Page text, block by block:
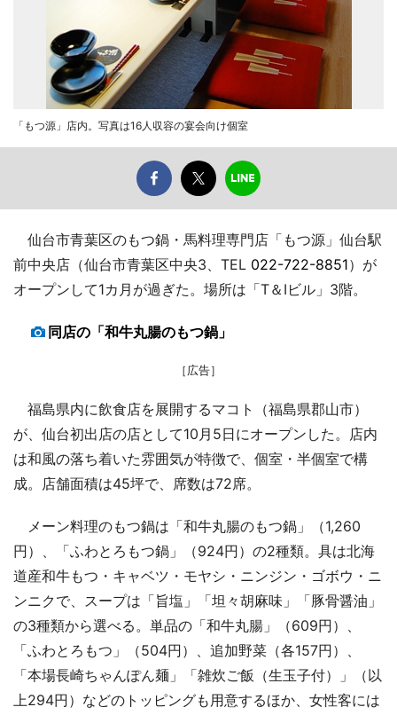
「もつ源」店内。写真は16人収容の宴会向け個室
仙台市青葉区のもつ鍋・馬料理専門店「もつ源」仙台駅
前中央店（仙台市青葉区中央3、TEL 022-722-8851）が
オープンして1カ月が過ぎた。場所は「T＆Iビル」3階。
同店の「和牛丸腸のもつ鍋」
［広告］
福島県内に飲食店を展開するマコト（福島県郡山市）
が、仙台初出店の店として10月5日にオープンした。店内
は和風の落ち着いた雰囲気が特徴で、個室・半個室で構
成。店舗面積は45坪で、席数は72席。
メーン料理のもつ鍋は「和牛丸腸のもつ鍋」（1,260
円）、「ふわとろもつ鍋」（924円）の2種類。具は北海
道産和牛もつ・キャベツ・モヤシ・ニンジン・ゴボウ・ニ
ンニクで、スープは「旨塩」「坦々胡麻味」「豚骨醤油」
の3種類から選べる。単品の「和牛丸腸」（609円）、
「ふわとろもつ」（504円）、追加野菜（各157円）、
「本場長崎ちゃんぽん麺」「雑炊ご飯（生玉子付）」（以
上294円）などのトッピングも用意するほか、女性客には